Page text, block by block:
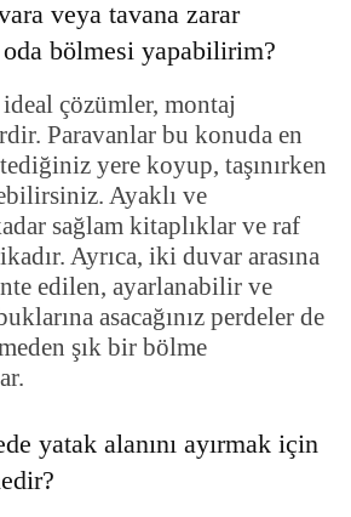
veya tavana zarar
oda bölmesi yapabilirim?
çözümler, montaj
Paravanlar bu konuda en
yere koyup, taşınırken
Ayaklı ve
sağlam kitaplıklar ve raf
Ayrıca, iki duvar arasına
edilen, ayarlanabilir ve
asacağınız perdeler de
şık bir bölme
yatak alanını ayırmak için